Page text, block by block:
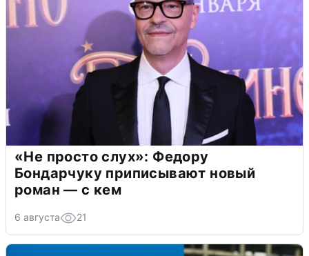
«Не просто слух»: Федору
Бондарчуку приписывают новый
роман — с кем
6 августа 21